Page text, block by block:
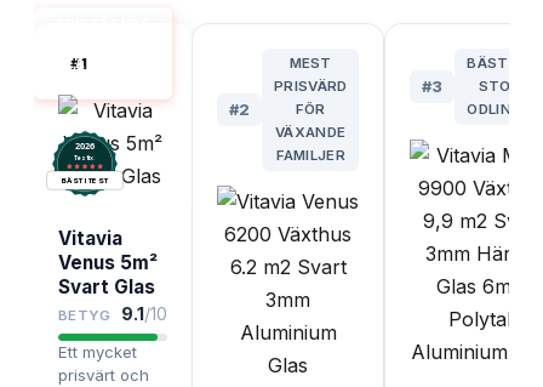
GLAS BÄST I
#1
2026
Testix.
BÄST I TEST
Vitavia
Venus 5m²
Svart Glas
BETYG 9.1/10
Ett mycket
prisvärt och
#2
MEST
PRISVÄRD
FÖR
VÄXANDE
FAMILJER
#3
BÄST FÖR
STORA
ODLINGAR